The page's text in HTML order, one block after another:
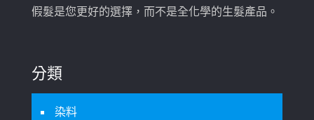
假髮是您更好的選擇，而不是全化學的生髮產品。
分類
染料